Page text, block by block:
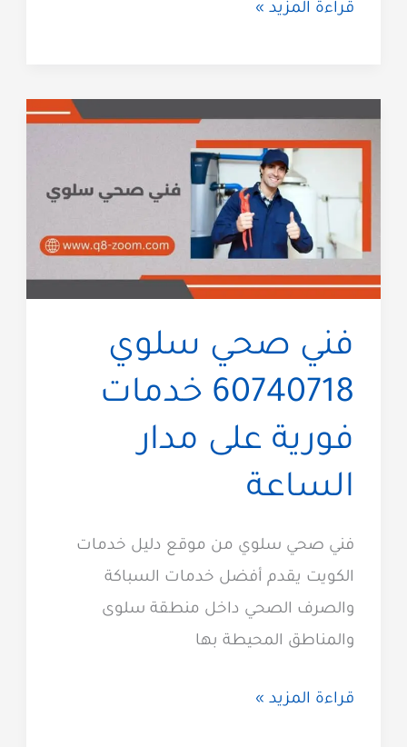
فني
صحي
بالكويت
60740718
سباك
صحى
الكويت
قراءة المزيد »
فني صحي سلوي
60740718 خدمات
فورية على مدار
الساعة
فني صحي سلوي من موقع دليل خدمات
الكويت يقدم أفضل خدمات السباكة
والصرف الصحي داخل منطقة سلوى
والمناطق المحيطة بها
فني
قراءة المزيد »